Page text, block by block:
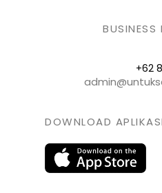
BUSINESS
+62
DOWNLOAD